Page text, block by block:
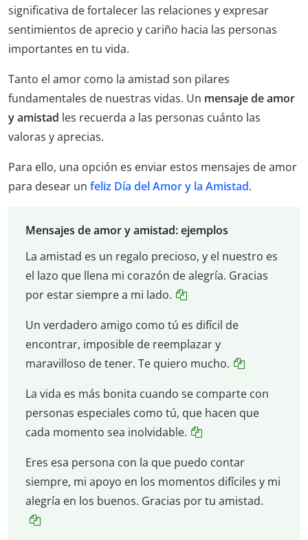
significativa de fortalecer las relaciones y expresar
sentimientos de aprecio y cariño hacia las personas
importantes en tu vida.
Tanto el amor como la amistad son pilares
fundamentales de nuestras vidas. Un mensaje de amor
y amistad les recuerda a las personas cuánto las
valoras y aprecias.
Para ello, una opción es enviar estos mensajes de amor
para desear un feliz Día del Amor y la Amistad.
Mensajes de amor y amistad: ejemplos
La amistad es un regalo precioso, y el nuestro es
el lazo que llena mi corazón de alegría. Gracias
por estar siempre a mi lado.
Un verdadero amigo como tú es difícil de
encontrar, imposible de reemplazar y
maravilloso de tener. Te quiero mucho.
La vida es más bonita cuando se comparte con
personas especiales como tú, que hacen que
cada momento sea inolvidable.
Eres esa persona con la que puedo contar
siempre, mi apoyo en los momentos difíciles y mi
alegría en los buenos. Gracias por tu amistad.